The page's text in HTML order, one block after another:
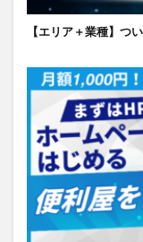
【エリア＋業種】つ